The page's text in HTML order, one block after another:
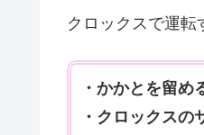
クロックスで運転
・かかとを留
・クロックスの